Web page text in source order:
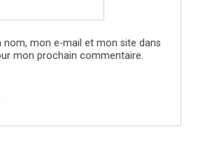
nom, mon e-mail et mon site dans
mon prochain commentaire.